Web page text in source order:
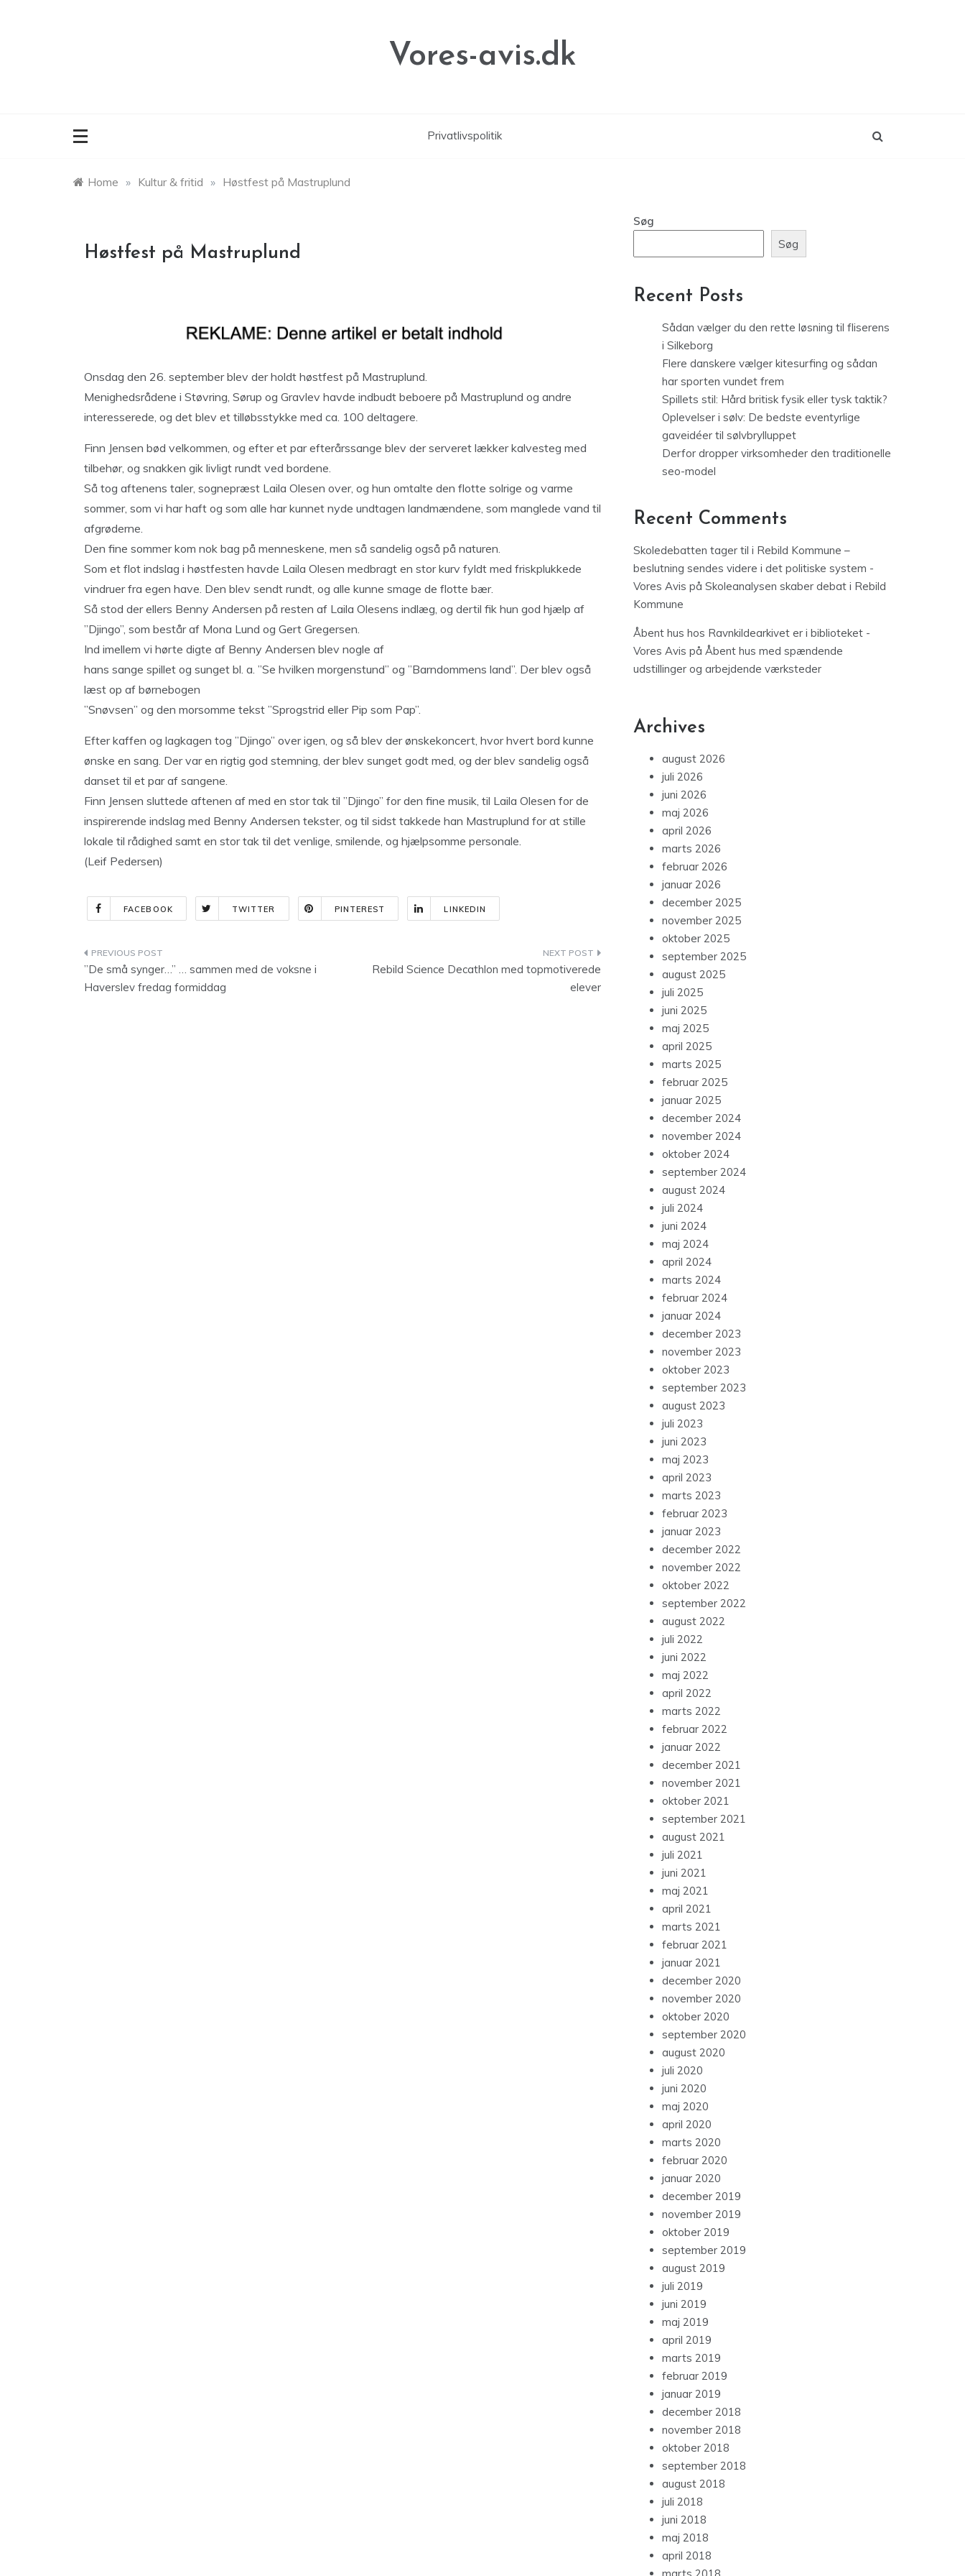
Vores-avis.dk
Privatlivspolitik
Home » Kultur & fritid » Høstfest på Mastruplund
Høstfest på Mastruplund
Onsdag den 26. september blev der holdt høstfest på Mastruplund.
Menighedsrådene i Støvring, Sørup og Gravlev havde indbudt beboere på Mastruplund og andre
interesserede, og det blev et tilløbsstykke med ca. 100 deltagere.
Finn Jensen bød velkommen, og efter et par efterårssange blev der serveret lækker kalvesteg med
tilbehør, og snakken gik livligt rundt ved bordene.
Så tog aftenens taler, sognepræst Laila Olesen over, og hun omtalte den flotte solrige og varme
sommer, som vi har haft og som alle har kunnet nyde undtagen landmændene, som manglede vand til
afgrøderne.
Den fine sommer kom nok bag på menneskene, men så sandelig også på naturen.
Som et flot indslag i høstfesten havde Laila Olesen medbragt en stor kurv fyldt med friskplukkede
vindruer fra egen have. Den blev sendt rundt, og alle kunne smage de flotte bær.
Så stod der ellers Benny Andersen på resten af Laila Olesens indlæg, og dertil fik hun god hjælp af
”Djingo”, som består af Mona Lund og Gert Gregersen.
Ind imellem vi hørte digte af Benny Andersen blev nogle af
hans sange spillet og sunget bl. a. ”Se hvilken morgenstund” og ”Barndommens land”. Der blev også
læst op af børnebogen
”Snøvsen” og den morsomme tekst ”Sprogstrid eller Pip som Pap”.
Efter kaffen og lagkagen tog ”Djingo” over igen, og så blev der ønskekoncert, hvor hvert bord kunne
ønske en sang. Der var en rigtig god stemning, der blev sunget godt med, og der blev sandelig også
danset til et par af sangene.
Finn Jensen sluttede aftenen af med en stor tak til ”Djingo” for den fine musik, til Laila Olesen for de
inspirerende indslag med Benny Andersen tekster, og til sidst takkede han Mastruplund for at stille
lokale til rådighed samt en stor tak til det venlige, smilende, og hjælpsomme personale.
(Leif Pedersen)
FACEBOOK TWITTER PINTEREST LINKEDIN
Indlægsnavigation
”De små synger…” … sammen med de voksne i
Haverslev fredag formiddag
Rebild Science Decathlon med topmotiverede
elever
Søg
Søg
Recent Posts
Sådan vælger du den rette løsning til fliserens
i Silkeborg
Flere danskere vælger kitesurfing og sådan
har sporten vundet frem
Spillets stil: Hård britisk fysik eller tysk taktik?
Oplevelser i sølv: De bedste eventyrlige
gaveidéer til sølvbrylluppet
Derfor dropper virksomheder den traditionelle
seo-model
Recent Comments
Skoledebatten tager til i Rebild Kommune –
beslutning sendes videre i det politiske system -
Vores Avis på Skoleanalysen skaber debat i Rebild
Kommune
Åbent hus hos Ravnkildearkivet er i biblioteket -
Vores Avis på Åbent hus med spændende
udstillinger og arbejdende værksteder
Archives
august 2026
juli 2026
juni 2026
maj 2026
april 2026
marts 2026
februar 2026
januar 2026
december 2025
november 2025
oktober 2025
september 2025
august 2025
juli 2025
juni 2025
maj 2025
april 2025
marts 2025
februar 2025
januar 2025
december 2024
november 2024
oktober 2024
september 2024
august 2024
juli 2024
juni 2024
maj 2024
april 2024
marts 2024
februar 2024
januar 2024
december 2023
november 2023
oktober 2023
september 2023
august 2023
juli 2023
juni 2023
maj 2023
april 2023
marts 2023
februar 2023
januar 2023
december 2022
november 2022
oktober 2022
september 2022
august 2022
juli 2022
juni 2022
maj 2022
april 2022
marts 2022
februar 2022
januar 2022
december 2021
november 2021
oktober 2021
september 2021
august 2021
juli 2021
juni 2021
maj 2021
april 2021
marts 2021
februar 2021
januar 2021
december 2020
november 2020
oktober 2020
september 2020
august 2020
juli 2020
juni 2020
maj 2020
april 2020
marts 2020
februar 2020
januar 2020
december 2019
november 2019
oktober 2019
september 2019
august 2019
juli 2019
juni 2019
maj 2019
april 2019
marts 2019
februar 2019
januar 2019
december 2018
november 2018
oktober 2018
september 2018
august 2018
juli 2018
juni 2018
maj 2018
april 2018